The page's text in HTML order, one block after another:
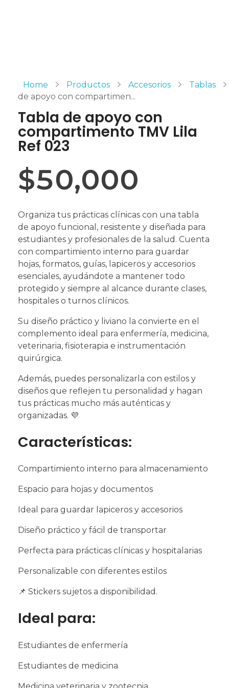
Home Productos Accesorios
Tablas
de apoyo con compartimen...
Tabla de apoyo con
compartimento TMV Lila
Ref 023
$50,000
Organiza tus prácticas clínicas con una tabla
de apoyo funcional, resistente y diseñada para
estudiantes y profesionales de la salud. Cuenta
con compartimiento interno para guardar
hojas, formatos, guías, lapiceros y accesorios
esenciales, ayudándote a mantener todo
protegido y siempre al alcance durante clases,
hospitales o turnos clínicos.
Su diseño práctico y liviano la convierte en el
complemento ideal para enfermería, medicina,
veterinaria, fisioterapia e instrumentación
quirúrgica.
Además, puedes personalizarla con estilos y
diseños que reflejen tu personalidad y hagan
tus prácticas mucho más auténticas y
organizadas. 💜
Características:
Compartimiento interno para almacenamiento
Espacio para hojas y documentos
Ideal para guardar lapiceros y accesorios
Diseño práctico y fácil de transportar
Perfecta para prácticas clínicas y hospitalarias
Personalizable con diferentes estilos
📌 Stickers sujetos a disponibilidad.
Ideal para:
Estudiantes de enfermería
Estudiantes de medicina
Medicina veterinaria y zootecnia